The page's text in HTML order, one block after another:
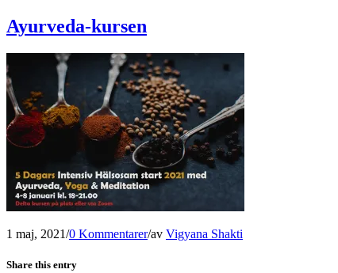
Ayurveda-kursen
1 maj, 2021/0 Kommentarer/av Vigyana Shakti
Share this entry